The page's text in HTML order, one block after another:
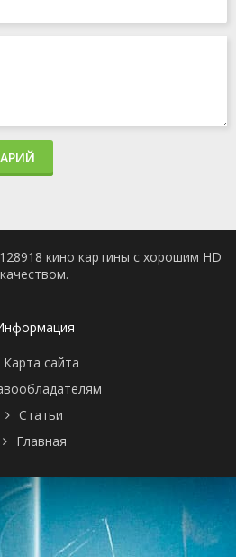
кино картины с хорошим HD
качеством.
Карта сайта
Статьи
Главная